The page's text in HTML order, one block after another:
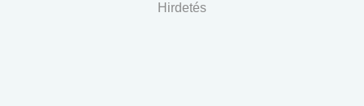
Hirdetés